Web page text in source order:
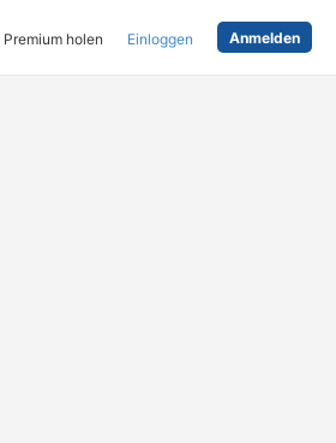
Premium holen Einloggen Anmelden